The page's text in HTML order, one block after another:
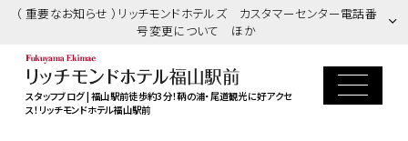
（ 重要なお知らせ ）リッチモンドホテルズ カスタマーセンター電話番
号変更について ほか
スタッフブログ | 福山駅前徒歩約3分！鞆の浦・尾道観光に好アクセ
ス！リッチモンドホテル福山駅前